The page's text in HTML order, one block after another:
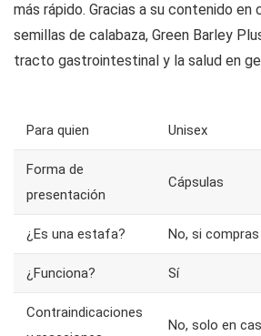
más rápido. Gracias a su contenido en
semillas de calabaza, Green Barley
tracto gastrointestinal y la salud en
Para quien Unisex
Forma de
presentación
Cápsulas
¿Es una estafa? No, si
¿Funciona? Sí
Contraindicaciones
No, solo en